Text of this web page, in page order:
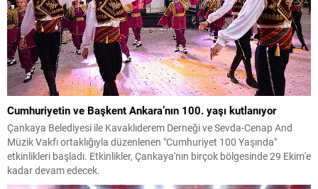
Cumhuriyetin ve Başkent Ankara’nın 100. yaşı kutlanıyor
Çankaya Belediyesi ile Kavaklıderem Derneği ve Sevda-Cenap And
Müzik Vakfı ortaklığıyla düzenlenen "Cumhuriyet 100 Yaşında"
etkinlikleri başladı. Etkinlikler, Çankaya'nın birçok bölgesinde 29 Ekim'e
kadar devam edecek.